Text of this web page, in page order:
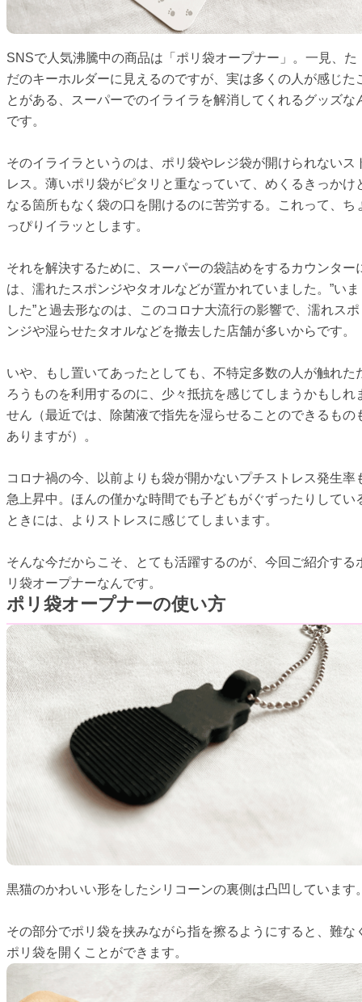
SNSで人気沸騰中の商品は「ポリ袋オープナー」。一見、た
だのキーホルダーに見えるのですが、実は多くの人が感じた
とがある、スーパーでのイライラを解消してくれるグッズな
です。
そのイライラというのは、ポリ袋やレジ袋が開けられないス
レス。薄いポリ袋がピタリと重なっていて、めくるきっかけ
なる箇所もなく袋の口を開けるのに苦労する。これって、ち
っぴりイラッとします。
それを解決するために、スーパーの袋詰めをするカウンター
は、濡れたスポンジやタオルなどが置かれていました。”いま
した”と過去形なのは、このコロナ大流行の影響で、濡れスポ
ンジや湿らせたタオルなどを撤去した店舗が多いからです。
いや、もし置いてあったとしても、不特定多数の人が触れた
ろうものを利用するのに、少々抵抗を感じてしまうかもしれ
せん（最近では、除菌液で指先を湿らせることのできるもの
ありますが）。
コロナ禍の今、以前よりも袋が開かないプチストレス発生率
急上昇中。ほんの僅かな時間でも子どもがぐずったりしてい
ときには、よりストレスに感じてしまいます。
そんな今だからこそ、とても活躍するのが、今回ご紹介する
リ袋オープナーなんです。
ポリ袋オープナーの使い方
黒猫のかわいい形をしたシリコーンの裏側は凸凹しています
その部分でポリ袋を挟みながら指を擦るようにすると、難な
ポリ袋を開くことができます。